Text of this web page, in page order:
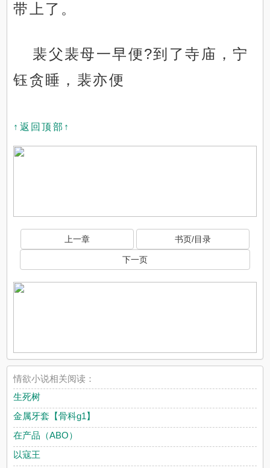
带上了。
裴父裴母一早便?到了寺庙，宁
钰贪睡，裴亦便
↑返回顶部↑
上一章 书页/目录
下一页
情欲小说相关阅读：
生死树
金属牙套【骨科g1】
在产品（ABO）
以寇王